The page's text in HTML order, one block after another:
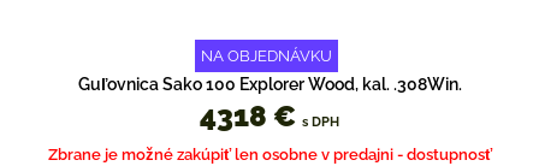
NA OBJEDNÁVKU
Guľovnica Sako 100 Explorer Wood, kal. .308Win.
4318 € s DPH
Zbrane je možné zakúpiť len osobne v predajni - dostupnosť